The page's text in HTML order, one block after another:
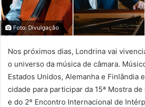
Foto: Divulgação
Nos próximos dias, Londrina vai
o universo da música de câmara.
Estados Unidos, Alemanha e Finlândia
cidade para participar da 15ª Mostra de
e do 2º Encontro Internacional de